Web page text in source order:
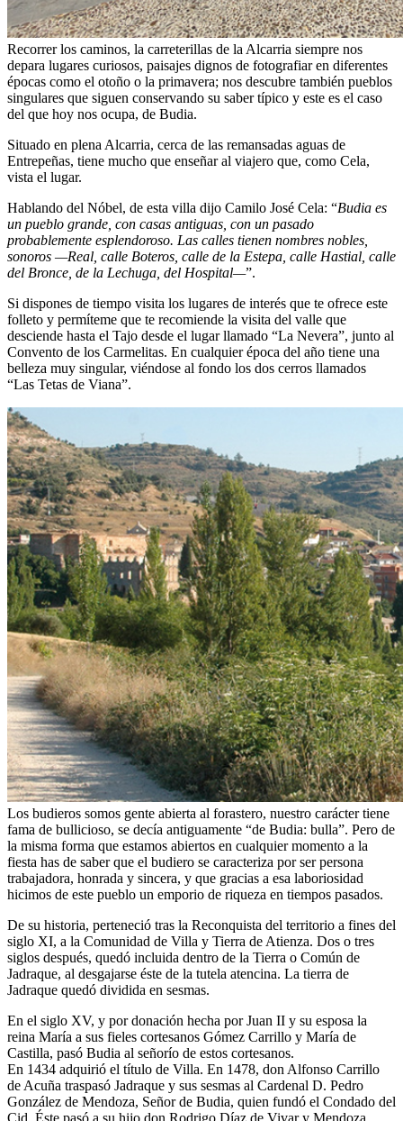
Recorrer los caminos, la carreterillas de la Alcarria siempre nos
depara lugares curiosos, paisajes dignos de fotografiar en diferentes
épocas como el otoño o la primavera; nos descubre también pueblos
singulares que siguen conservando su saber típico y este es el caso
del que hoy nos ocupa, de Budia.
Situado en plena Alcarria, cerca de las remansadas aguas de
Entrepeñas, tiene mucho que enseñar al viajero que, como Cela,
vista el lugar.
Hablando del Nóbel, de esta villa dijo Camilo José Cela: “Budia es
un pueblo grande, con casas antiguas, con un pasado
probablemente esplendoroso. Las calles tienen nombres nobles,
sonoros —Real, calle Boteros, calle de la Estepa, calle Hastial, calle
del Bronce, de la Lechuga, del Hospital—”.
Si dispones de tiempo visita los lugares de interés que te ofrece este
folleto y permíteme que te recomiende la visita del valle que
desciende hasta el Tajo desde el lugar llamado “La Nevera”, junto al
Convento de los Carmelitas. En cualquier época del año tiene una
belleza muy singular, viéndose al fondo los dos cerros llamados
“Las Tetas de Viana”.
Los budieros somos gente abierta al forastero, nuestro carácter tiene
fama de bullicioso, se decía antiguamente “de Budia: bulla”. Pero de
la misma forma que estamos abiertos en cualquier momento a la
fiesta has de saber que el budiero se caracteriza por ser persona
trabajadora, honrada y sincera, y que gracias a esa laboriosidad
hicimos de este pueblo un emporio de riqueza en tiempos pasados.
De su historia, perteneció tras la Reconquista del territorio a fines del
siglo XI, a la Comunidad de Villa y Tierra de Atienza. Dos o tres
siglos después, quedó incluida dentro de la Tierra o Común de
Jadraque, al desgajarse éste de la tutela atencina. La tierra de
Jadraque quedó dividida en sesmas.
En el siglo XV, y por donación hecha por Juan II y su esposa la
reina María a sus fieles cortesanos Gómez Carrillo y María de
Castilla, pasó Budia al señorío de estos cortesanos.
En 1434 adquirió el título de Villa. En 1478, don Alfonso Carrillo
de Acuña traspasó Jadraque y sus sesmas al Cardenal D. Pedro
González de Mendoza, Señor de Budia, quien fundó el Condado del
Cid. Éste pasó a su hijo don Rodrigo Díaz de Vivar y Mendoza,